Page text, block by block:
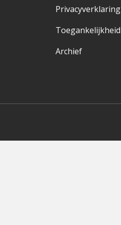
Privacyverklaring
Toegankelijkheid
Archief